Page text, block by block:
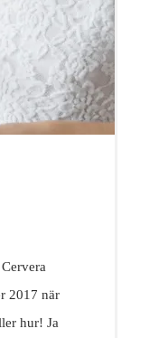
2017 när
hur! Ja